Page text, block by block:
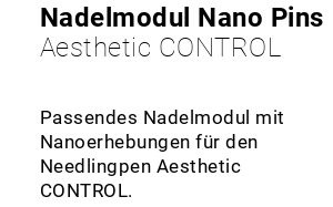
Nadelmodul Nano Pins
Aesthetic CONTROL
Passendes Nadelmodul mit
Nanoerhebungen für den
Needlingpen Aesthetic
CONTROL.